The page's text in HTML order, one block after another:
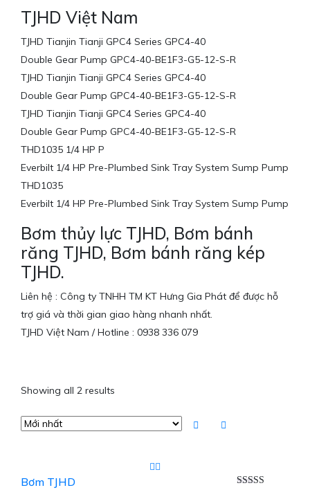
TJHD Việt Nam
TJHD Tianjin Tianji GPC4 Series GPC4-40
Double Gear Pump GPC4-40-BE1F3-G5-12-S-R
TJHD Tianjin Tianji GPC4 Series GPC4-40
Double Gear Pump GPC4-40-BE1F3-G5-12-S-R
TJHD Tianjin Tianji GPC4 Series GPC4-40
Double Gear Pump GPC4-40-BE1F3-G5-12-S-R
THD1035 1/4 HP P
Everbilt 1/4 HP Pre-Plumbed Sink Tray System Sump Pump
THD1035
Everbilt 1/4 HP Pre-Plumbed Sink Tray System Sump Pump
Bơm thủy lực TJHD, Bơm bánh
răng TJHD, Bơm bánh răng kép
TJHD.
Liên hệ : Công ty TNHH TM KT Hưng Gia Phát để được hỗ
trợ giá và thời gian giao hàng nhanh nhất.
TJHD Việt Nam / Hotline : 0938 336 079
Showing all 2 results
Bơm TJHD